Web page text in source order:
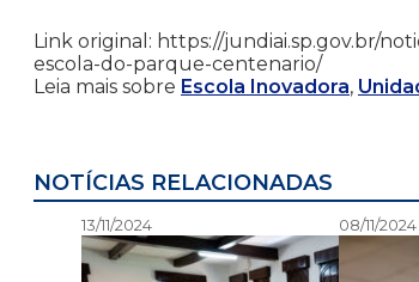
Link original: https://jundiai.sp.gov.br/
escola-do-parque-centenario/
Leia mais sobre Escola Inovadora,
NOTÍCIAS RELACIONADAS
13/11/2024 08/11/2024